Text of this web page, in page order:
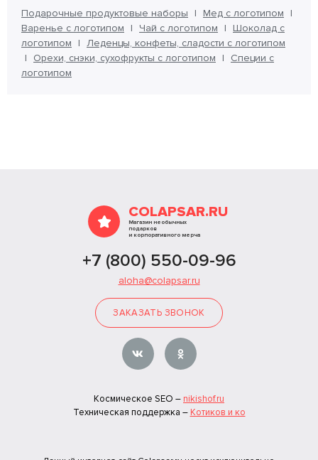
Подарочные продуктовые наборы
Мед с логотипом
Варенье с логотипом
Чай с логотипом
Шоколад с
логотипом
Леденцы, конфеты, сладости с логотипом
Орехи, снэки, сухофрукты с логотипом
Специи с
логотипом
COLAPSAR.RU
Магазин необычных
подарков
и корпоративного мерча
+7 (800) 550-09-96
aloha@colapsar.ru
ЗАКАЗАТЬ ЗВОНОК
Космическое SEO – nikishof.ru
Техническая поддержка – Котиков и ко